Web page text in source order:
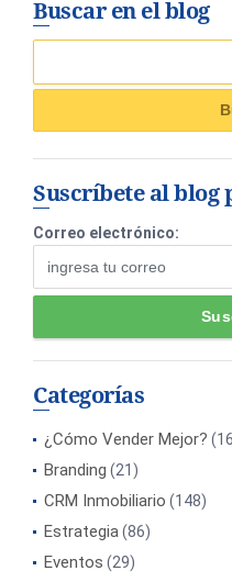
Buscar en el blog
Suscríbete al blog
Correo electrónico:
Categorías
¿Cómo Vender Mejor?
Branding (21)
CRM Inmobiliario (148)
Estrategia(86)
Eventos (29)